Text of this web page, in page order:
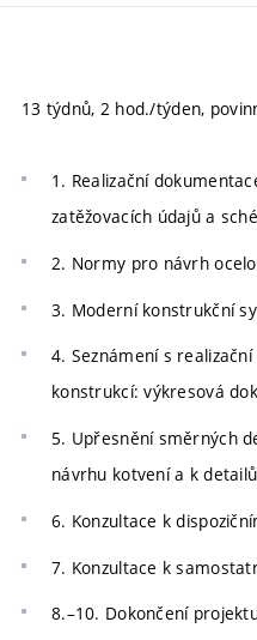
13 týdnů, 2 hod./týden,
1. Realizační
zatěžovacích údajů a
2. Normy pro návrh
3. Moderní konstrukční
4. Seznámení s
konstrukcí: výkresová
5. Upřesnění směrných
návrhu kotvení a k
6. Konzultace k
7. Konzultace k
8.–10. Dokončení